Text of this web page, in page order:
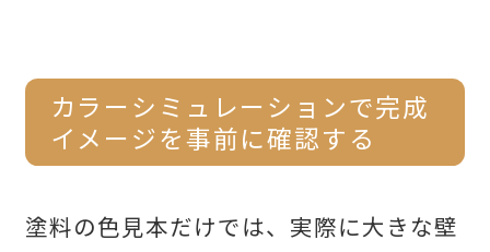
カラーシミュレーションで完成
イメージを事前に確認する
塗料の色見本だけでは、実際に大きな壁